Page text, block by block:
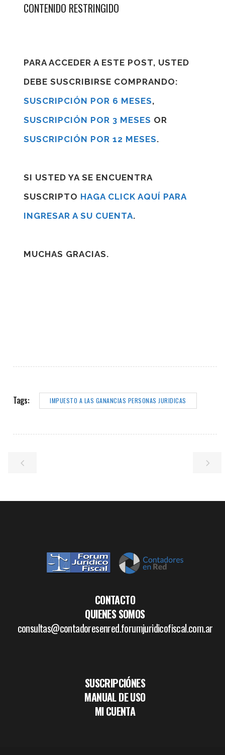
CONTENIDO RESTRINGIDO
PARA ACCEDER A ESTE POST, USTED
DEBE SUSCRIBIRSE COMPRANDO:
SUSCRIPCIÓN POR 6 MESES,
SUSCRIPCIÓN POR 3 MESES OR
SUSCRIPCIÓN POR 12 MESES.
SI USTED YA SE ENCUENTRA
SUSCRIPTO HAGA CLICK AQUÍ PARA
INGRESAR A SU CUENTA.
MUCHAS GRACIAS.
Tags: IMPUESTO A LAS GANANCIAS PERSONAS JURIDICAS
CONTACTO
QUIENES SOMOS
consultas@contadoresenred.forumjuridicofiscal.com.ar
SUSCRIPCIÓNES
MANUAL DE USO
MI CUENTA